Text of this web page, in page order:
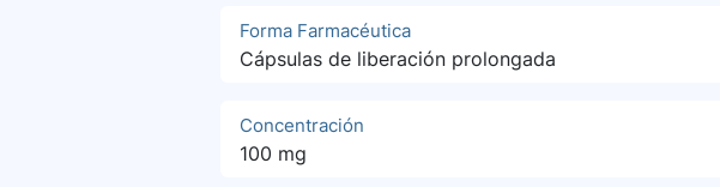
Forma Farmacéutica
Cápsulas de liberación prolongada
Concentración
100 mg